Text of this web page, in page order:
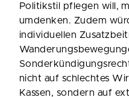
Politikstil pflegen will,
umdenken. Zudem
individuellen
nicht auf schlechtes
Kassen, sondern auf